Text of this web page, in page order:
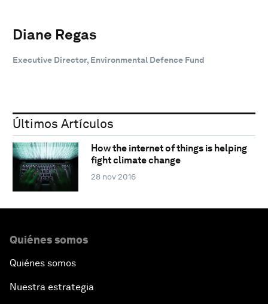
Diane Regas
Executive Director, Environmental Defence Fund
Últimos Artículos
How the internet of things is helping
fight climate change
28 nov 2016
Quiénes somos
Quiénes somos
Nuestra estrategia